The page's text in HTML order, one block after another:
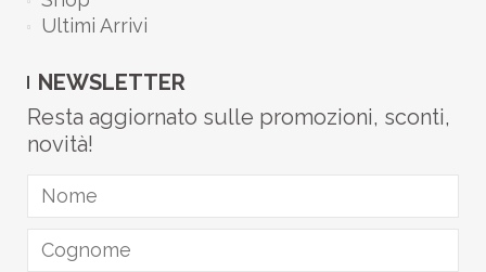
Ultimi Arrivi
NEWSLETTER
Resta aggiornato sulle promozioni, sconti,
novità!